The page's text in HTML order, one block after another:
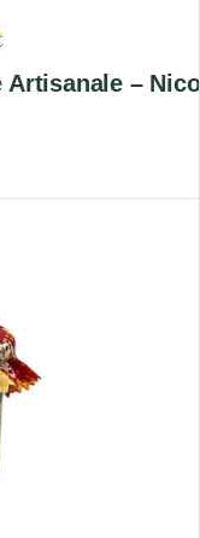
Artisanale –